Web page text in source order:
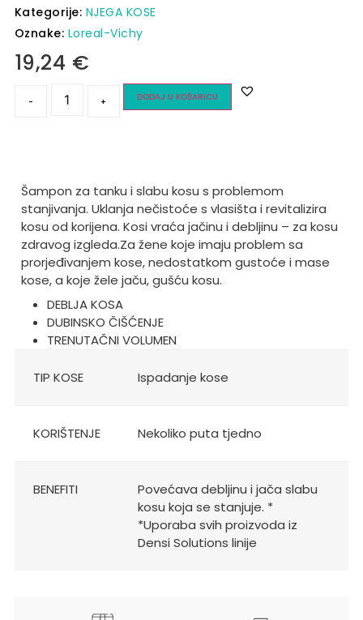
Kategorije: NJEGA KOSE
Oznake: Loreal-Vichy
19,24 €
- + DODAJ U KOŠARICU
Šampon za tanku i slabu kosu s problemom
stanjivanja. Uklanja nečistoće s vlasišta i revitalizira
kosu od korijena. Kosi vraća jačinu i debljinu – za kosu
zdravog izgleda.Za žene koje imaju problem sa
prorjeđivanjem kose, nedostatkom gustoće i mase
kose, a koje žele jaču, gušću kosu.
DEBLJA KOSA
DUBINSKO ČIŠĆENJE
TRENUTAČNI VOLUMEN
TIP KOSE Ispadanje kose
KORIŠTENJE Nekoliko puta tjedno
BENEFITI
Povećava debljinu i jača slabu
kosu koja se stanjuje. *
*Uporaba svih proizvoda iz
Densi Solutions linije